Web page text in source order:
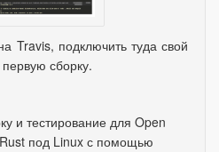
Travis, подключить туда свой
сборку.
и тестирование для Open
под Linux с помощью